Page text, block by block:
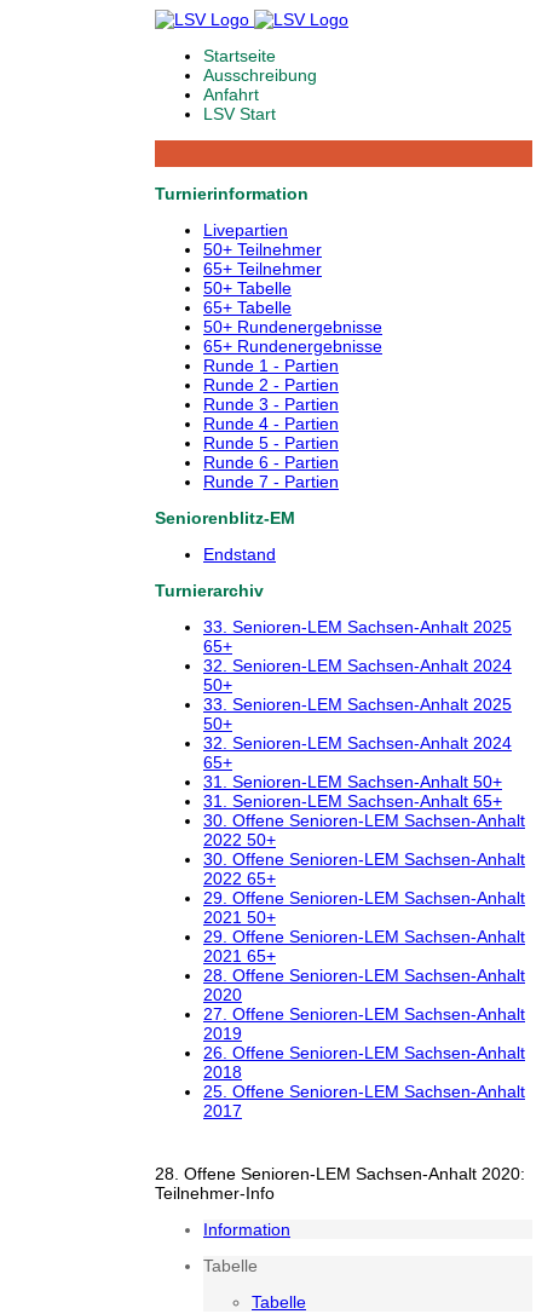
Startseite
Ausschreibung
Anfahrt
LSV Start
Turnierinformation
Livepartien
50+ Teilnehmer
65+ Teilnehmer
50+ Tabelle
65+ Tabelle
50+ Rundenergebnisse
65+ Rundenergebnisse
Runde 1 - Partien
Runde 2 - Partien
Runde 3 - Partien
Runde 4 - Partien
Runde 5 - Partien
Runde 6 - Partien
Runde 7 - Partien
Seniorenblitz-EM
Endstand
Turnierarchiv
33. Senioren-LEM Sachsen-Anhalt 2025
65+
32. Senioren-LEM Sachsen-Anhalt 2024
50+
33. Senioren-LEM Sachsen-Anhalt 2025
50+
32. Senioren-LEM Sachsen-Anhalt 2024
65+
31. Senioren-LEM Sachsen-Anhalt 50+
31. Senioren-LEM Sachsen-Anhalt 65+
30. Offene Senioren-LEM Sachsen-Anhalt
2022 50+
30. Offene Senioren-LEM Sachsen-Anhalt
2022 65+
29. Offene Senioren-LEM Sachsen-Anhalt
2021 50+
29. Offene Senioren-LEM Sachsen-Anhalt
2021 65+
28. Offene Senioren-LEM Sachsen-Anhalt
2020
27. Offene Senioren-LEM Sachsen-Anhalt
2019
26. Offene Senioren-LEM Sachsen-Anhalt
2018
25. Offene Senioren-LEM Sachsen-Anhalt
2017
28. Offene Senioren-LEM Sachsen-Anhalt 2020:
Teilnehmer-Info
Information
Tabelle
Tabelle